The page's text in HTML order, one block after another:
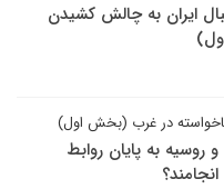
ایران به چالش کشیدن
در غرب (بخش اول)
روسیه به پایان روابط